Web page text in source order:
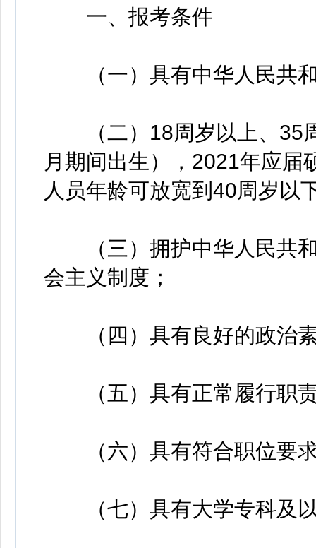
一、报考条件
（一）具有中华人民共
（二）18周岁以上、35
月期间出生），2021年应届
人员年龄可放宽到40周岁以
（三）拥护中华人民共和
会主义制度；
（四）具有良好的政治素
（五）具有正常履行职责
（六）具有符合职位要求
（七）具有大学专科及以